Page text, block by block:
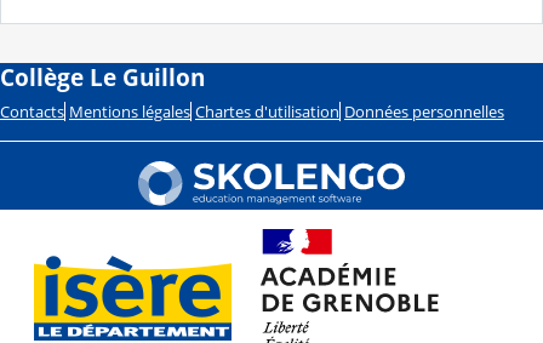
Collège Le Guillon
Contacts Mentions légales Chartes d'utilisation Données personnelles